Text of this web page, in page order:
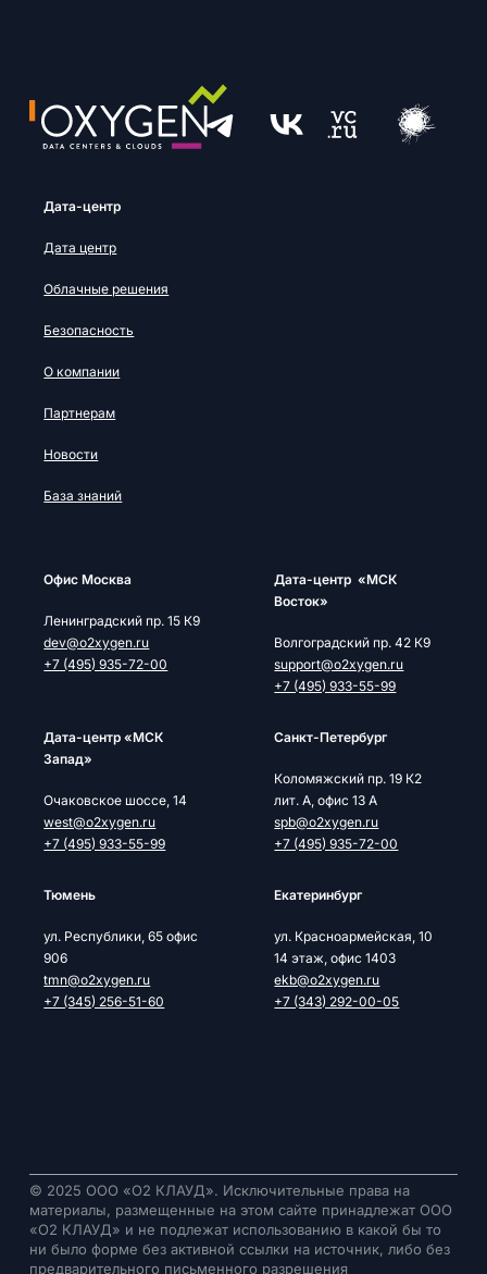
Дата-центр
Дата центр
Облачные решения
Безопасность
О компании
Партнерам
Новости
База знаний
Офис Москва
Ленинградский пр. 15 К9
dev@o2xygen.ru
+7 (495) 935-72-00
Дата-центр «МСК
Восток»
Волгоградский пр. 42 К9
support@o2xygen.ru
+7 (495) 933-55-99
Дата-центр «МСК
Запад»
Очаковское шоссе, 14
west@o2xygen.ru
+7 (495) 933-55-99
Cанкт-Петербург
Коломяжский пр. 19 К2
лит. А, офис 13 А
spb@o2xygen.ru
+7 (495) 935-72-00
Тюмень
ул. Республики, 65 офис
906
tmn@o2xygen.ru
+7 (345) 256-51-60
Екатеринбург
ул. Красноармейская, 10
14 этаж, офис 1403
ekb@o2xygen.ru
+7 (343) 292-00-05
© 2025 ООО «О2 КЛАУД». Исключительные права на
материалы, размещенные на этом сайте принадлежат ООО
«О2 КЛАУД» и не подлежат использованию в какой бы то
ни было форме без активной ссылки на источник, либо без
предварительного письменного разрешения